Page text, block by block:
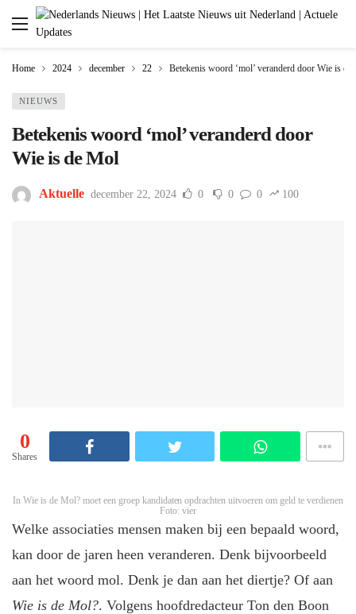
Home 2024 december 22 Betekenis woord ‘mol’ veranderd door Wie is
NIEUWS
Betekenis woord ‘mol’ veranderd door
Wie is de Mol
Aktuelle december 22, 2024 0 0 0 100
0
Shares
In Wie is de Mol? moet een groep kandidaten opdrachten uitvoeren om geld te verdienen
Foto: vier
Welke associaties mensen maken bij een bepaald woord,
kan door de jaren heen veranderen. Denk bijvoorbeeld
aan het woord mol. Denk je dan aan het diertje? Of aan
Wie is de Mol?. Volgens hoofdredacteur Ton den Boon